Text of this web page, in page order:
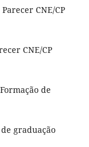
CNE/CP
CNE/CP
de
graduação